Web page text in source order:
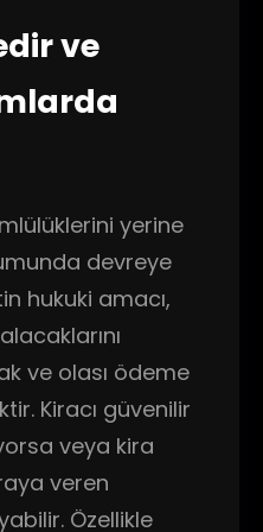
ve
yerine
devreye
hukuki amacı,
ve olası ödeme
Kiracı güvenilir
veya kira
veren
Özellikle